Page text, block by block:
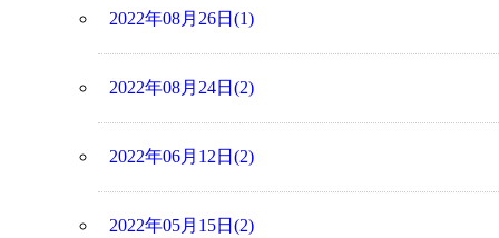
2022年08月26日(1)
2022年08月24日(2)
2022年06月12日(2)
2022年05月15日(2)